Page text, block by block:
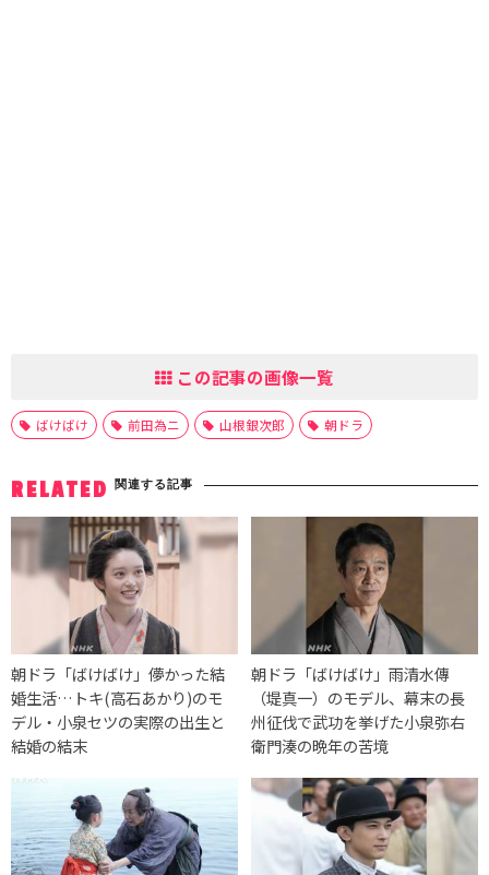
この記事の画像一覧
ばけばけ 前田為ニ 山根銀次郎 朝ドラ
RELATED 関連する記事
朝ドラ「ばけばけ」儚かった結
婚生活…トキ(高石あかり)のモ
デル・小泉セツの実際の出生と
結婚の結末
朝ドラ「ばけばけ」雨清水傳
（堤真一）のモデル、幕末の長
州征伐で武功を挙げた小泉弥右
衛門湊の晩年の苦境